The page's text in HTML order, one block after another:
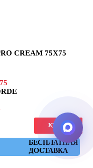
CREAM 75X75
БЕСПЛАТНАЯ
ДОСТАВКА
купить